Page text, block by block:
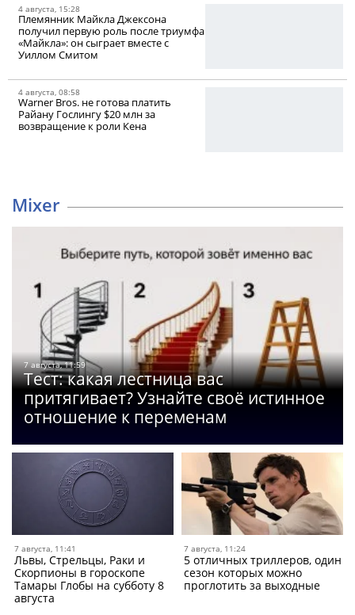
4 августа, 15:28
Племянник Майкла Джексона
получил первую роль после триумфа
«Майкла»: он сыграет вместе с
Уиллом Смитом
4 августа, 08:58
Warner Bros. не готова платить
Райану Гослингу $20 млн за
возвращение к роли Кена
Mixer
7 августа, 11:59
Тест: какая лестница вас
притягивает? Узнайте своё истинное
отношение к переменам
7 августа, 11:41
Львы, Стрельцы, Раки и
Скорпионы в гороскопе
Тамары Глобы на субботу 8
августа
7 августа, 11:24
5 отличных триллеров, один
сезон которых можно
проглотить за выходные